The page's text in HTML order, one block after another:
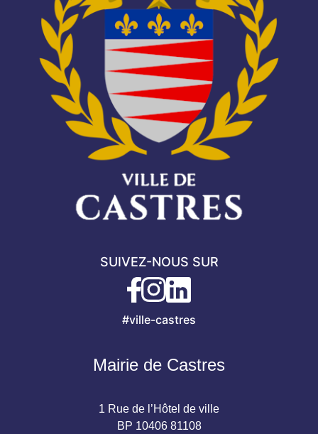
SUIVEZ-NOUS SUR
#ville-castres
Mairie de Castres
1 Rue de l’Hôtel de ville
BP 10406 81108